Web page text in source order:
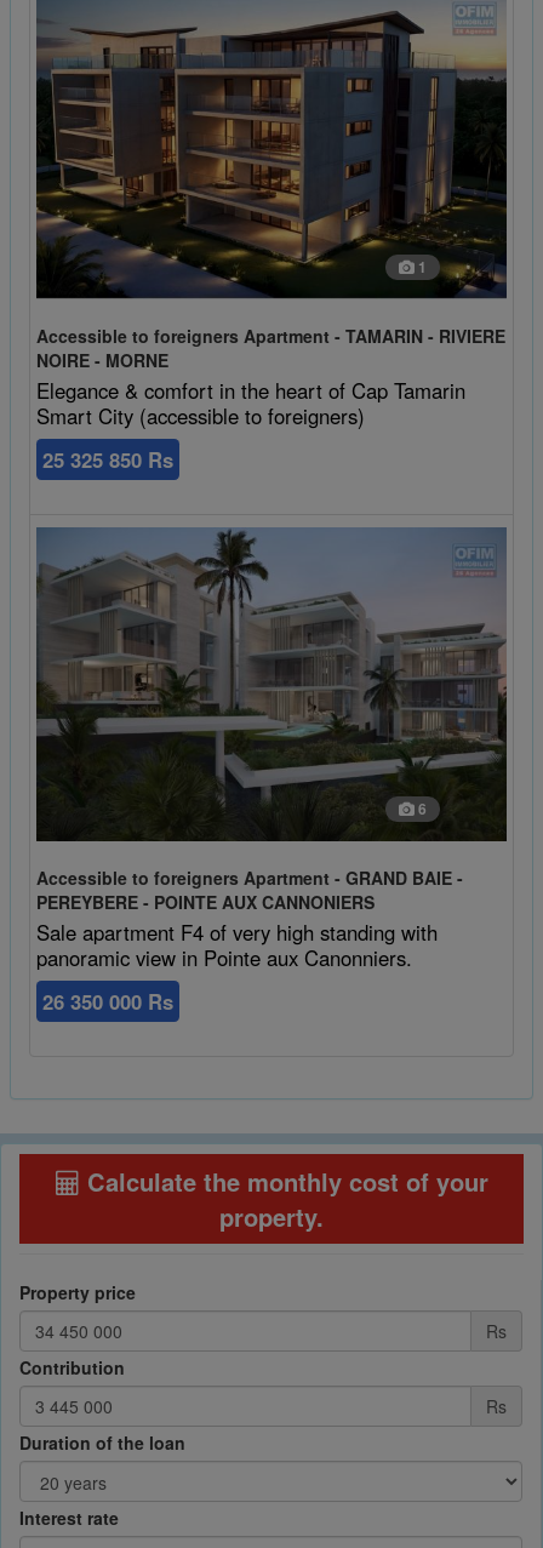
1
Accessible to foreigners Apartment - TAMARIN - RIVIERE
NOIRE - MORNE
Elegance & comfort in the heart of Cap Tamarin
Smart City (accessible to foreigners)
25 325 850 Rs
6
Accessible to foreigners Apartment - GRAND BAIE -
PEREYBERE - POINTE AUX CANNONIERS
Sale apartment F4 of very high standing with
panoramic view in Pointe aux Canonniers.
26 350 000 Rs
Calculate the monthly cost of your
property.
Property price
Rs
Contribution
Rs
Duration of the loan
Interest rate